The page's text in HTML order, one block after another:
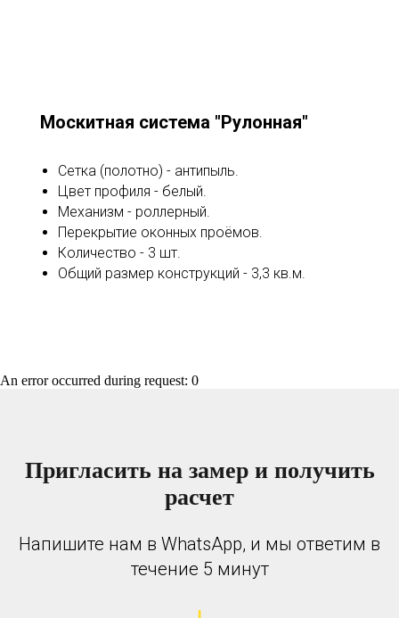
Москитная система "Рулонная"
Сетка (полотно) - антипыль.
Цвет профиля - белый.
Механизм - роллерный.
Перекрытие оконных проёмов.
Количество - 3 шт.
Общий размер конструкций - 3,3 кв.м.
An error occurred during request: 0
Пригласить на замер и получить
расчет
Напишите нам в WhatsApp, и мы ответим в
течение 5 минут